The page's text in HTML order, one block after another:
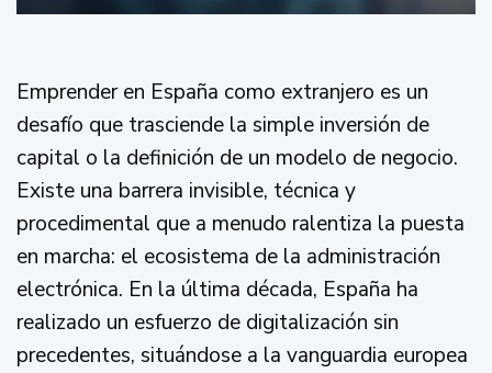
Emprender en España como extranjero es un
desafío que trasciende la simple inversión de
capital o la definición de un modelo de negocio.
Existe una barrera invisible, técnica y
procedimental que a menudo ralentiza la puesta
en marcha: el ecosistema de la administración
electrónica. En la última década, España ha
realizado un esfuerzo de digitalización sin
precedentes, situándose a la vanguardia europea